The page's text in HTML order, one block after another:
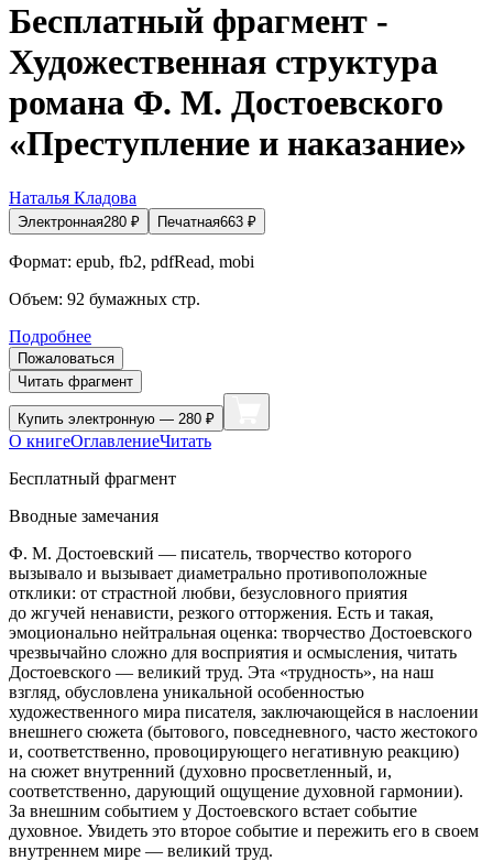
Бесплатный фрагмент -
Художественная структура
романа Ф. М. Достоевского
«Преступление и наказание»
Наталья Кладова
Электронная280 ₽ Печатная663 ₽
Формат: epub, fb2, pdfRead, mobi
Объем: 92 бумажных стр.
Подробнее
Пожаловаться
Читать фрагмент
Купить электронную — 280 ₽
О книгеОглавлениеЧитать
Бесплатный фрагмент
Вводные замечания
Ф. М. Достоевский — писатель, творчество которого
вызывало и вызывает диаметрально противоположные
отклики: от страстной любви, безусловного приятия
до жгучей ненависти, резкого отторжения. Есть и такая,
эмоционально нейтральная оценка: творчество Достоевского
чрезвычайно сложно для восприятия и осмысления, читать
Достоевского — великий труд. Эта «трудность», на наш
взгляд, обусловлена уникальной особенностью
художественного мира писателя, заключающейся в наслоении
внешнего сюжета (бытового, повседневного, часто жестокого
и, соответственно, провоцирующего негативную реакцию)
на сюжет внутренний (духовно просветленный, и,
соответственно, дарующий ощущение духовной гармонии).
За внешним событием у Достоевского встает событие
духовное. Увидеть это второе событие и пережить его в своем
внутреннем мире — великий труд.